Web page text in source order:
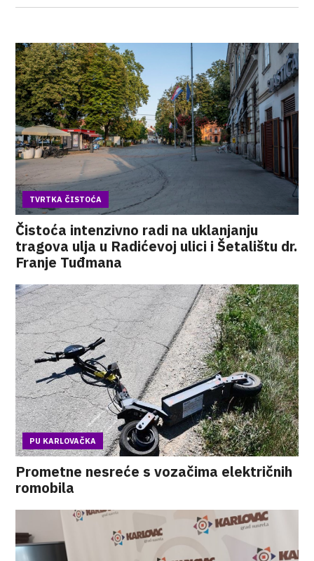
TVRTKA ČISTOĆA
Čistoća intenzivno radi na uklanjanju
tragova ulja u Radićevoj ulici i Šetalištu dr.
Franje Tuđmana
PU KARLOVAČKA
Prometne nesreće s vozačima električnih
romobila